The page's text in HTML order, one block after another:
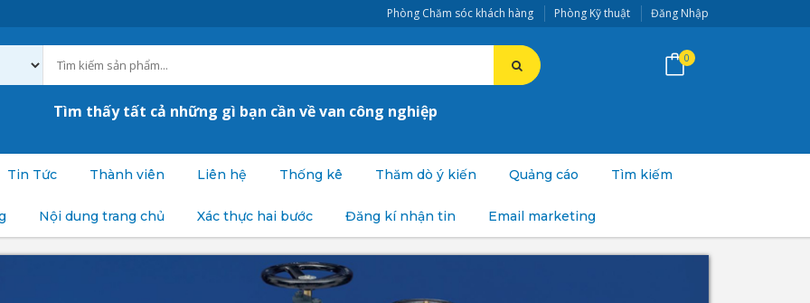
Phòng Chăm sóc khách hàng Phòng Kỹ thuật Đăng Nhập
Tìm thấy tất cả những gì bạn cần về van công nghiệp
0
Tin Tức Thành viên Liên hệ Thống kê Thăm dò ý kiến Quảng cáo Tìm kiếm
Nội dung trang chủ Xác thực hai bước Đăng kí nhận tin Email marketing